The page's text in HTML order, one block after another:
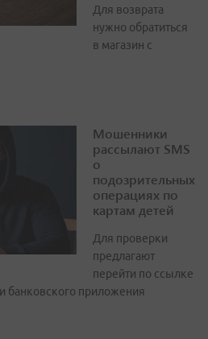
Для возврата
нужно обратиться
в магазин с
Мошенники
рассылают SMS
о
подозрительных
операциях по
картам детей
Для проверки
предлагают
перейти по ссылке
банковского приложения